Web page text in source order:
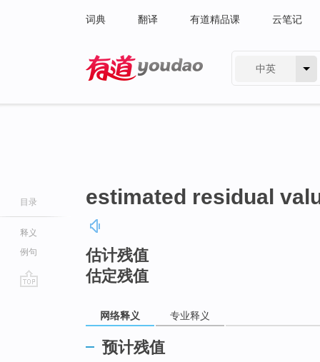
词典 翻译 有道精品课 云笔记
中英
目录
释义
例句
estimated residual
估计残值
估定残值
网络释义 专业释义
预计残值